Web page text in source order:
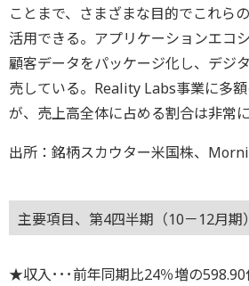
ことまで、さまざまな目的でこれら
活用できる。アプリケーションエコ
顧客データをパッケージ化し、デジ
売している。Reality Labs事業に多
が、売上高全体に占める割合は非常
出所：銘柄スカウター米国株、
主要項目、第4四半期（10－12月期
★収入･･･前年同期比24％増の